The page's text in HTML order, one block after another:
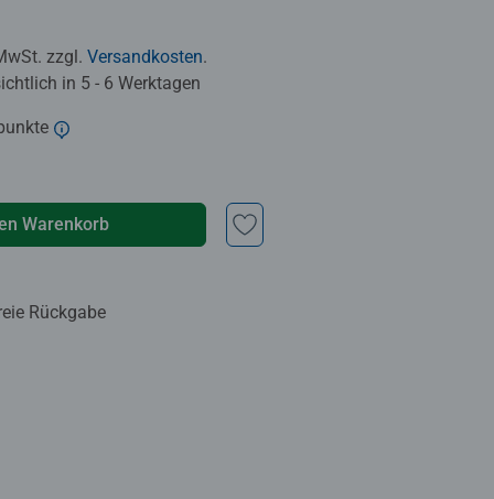
zzgl. Versandkosten.
in 5 - 6 Werktagen
Warenkorb
Rückgabe